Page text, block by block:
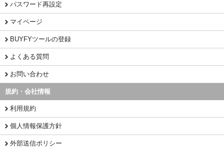
パスワード再設定
マイページ
BUYFYツールの登録
よくある質問
お問い合わせ
規約・会社情報
利用規約
個人情報保護方針
外部送信ポリシー